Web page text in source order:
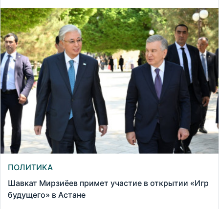
ПОЛИТИКА
Шавкат Мирзиёев примет участие в открытии «Игр
будущего» в Астане